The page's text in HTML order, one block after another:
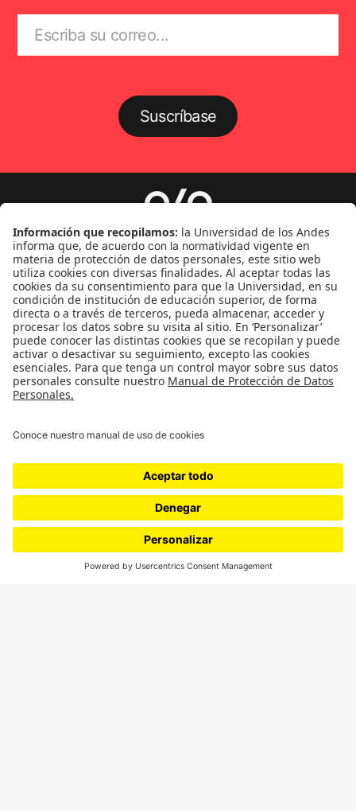
Suscríbase
Género
Política
Cultura
Medio ambiente
Medios y periodismo
Ciudad
¿Quiénes somos?
Ediciones especiales
Proyectos 070